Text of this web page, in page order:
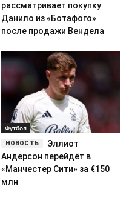
рассматривает покупку
Данило из «Ботафого»
после продажи Вендела
Футбол
Эллиот
Андерсон перейдёт в
«Манчестер Сити» за €150
млн